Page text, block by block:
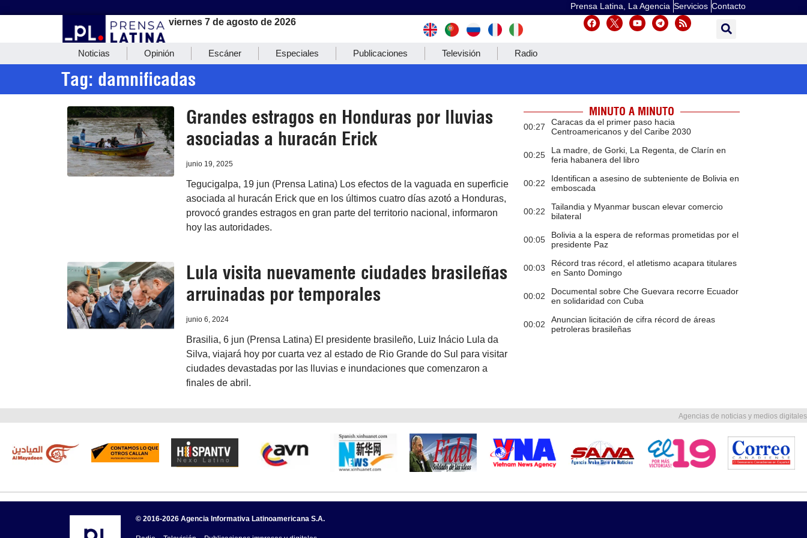
Prensa Latina, La Agencia Servicios Contacto
viernes 7 de agosto de 2026
Noticias Opinión Escáner Especiales Publicaciones Televisión Radio
Tag: damnificadas
Grandes estragos en Honduras por lluvias
asociadas a huracán Erick
junio 19, 2025
Tegucigalpa, 19 jun (Prensa Latina) Los efectos de la vaguada en superficie
asociada al huracán Erick que en los últimos cuatro días azotó a Honduras,
provocó grandes estragos en gran parte del territorio nacional, informaron
hoy las autoridades.
Lula visita nuevamente ciudades brasileñas
arruinadas por temporales
junio 6, 2024
Brasilia, 6 jun (Prensa Latina) El presidente brasileño, Luiz Inácio Lula da
Silva, viajará hoy por cuarta vez al estado de Rio Grande do Sul para visitar
ciudades devastadas por las lluvias e inundaciones que comenzaron a
finales de abril.
MINUTO A MINUTO
00:27
Caracas da el primer paso hacia
Centroamericanos y del Caribe 2030
00:25
La madre, de Gorki, La Regenta, de Clarín en
feria habanera del libro
00:22
Identifican a asesino de subteniente de Bolivia en
emboscada
00:22
Tailandia y Myanmar buscan elevar comercio
bilateral
00:05
Bolivia a la espera de reformas prometidas por el
presidente Paz
00:03
Récord tras récord, el atletismo acapara titulares
en Santo Domingo
00:02
Documental sobre Che Guevara recorre Ecuador
en solidaridad con Cuba
00:02
Anuncian licitación de cifra récord de áreas
petroleras brasileñas
Agencias de noticias y medios digitales
© 2016-2026 Agencia Informativa Latinoamericana S.A.